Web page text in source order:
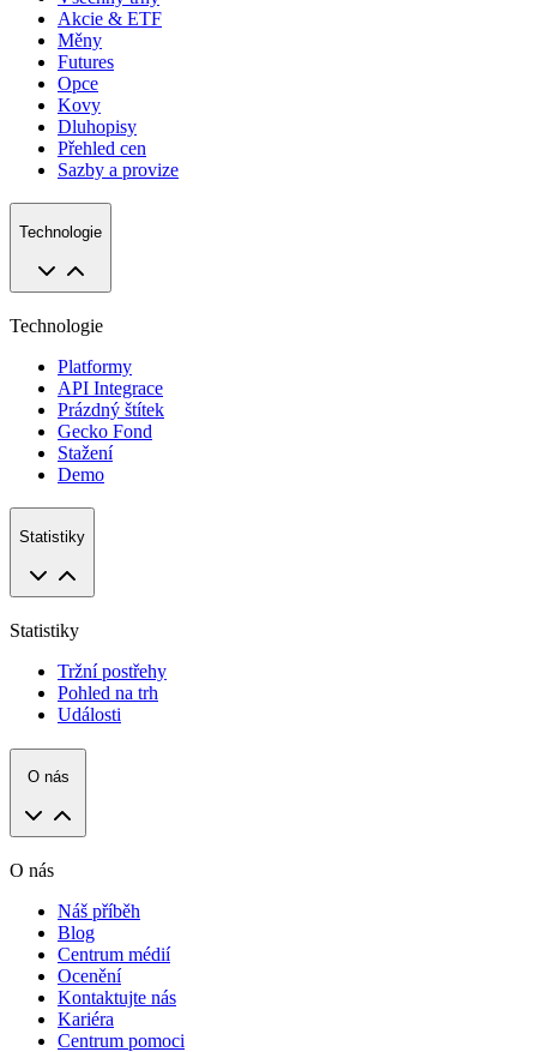
Akcie & ETF
Měny
Futures
Opce
Kovy
Dluhopisy
Přehled cen
Sazby a provize
Technologie
Technologie
Platformy
API Integrace
Prázdný štítek
Gecko Fond
Stažení
Demo
Statistiky
Statistiky
Tržní postřehy
Pohled na trh
Události
O nás
O nás
Náš příběh
Blog
Centrum médií
Ocenění
Kontaktujte nás
Kariéra
Centrum pomoci